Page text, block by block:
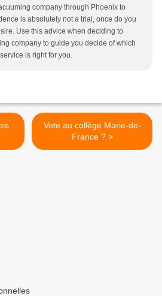
company through Phoenix to
is absolutely not a trial, once do you
Use this advice when deciding to
company to guide you decide of which
is right for you.
Vote au collège Marie-de-
France ? >